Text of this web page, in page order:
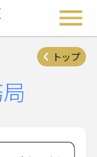
ライオンズクラ
トップ